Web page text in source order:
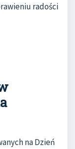
radości
na Dzień